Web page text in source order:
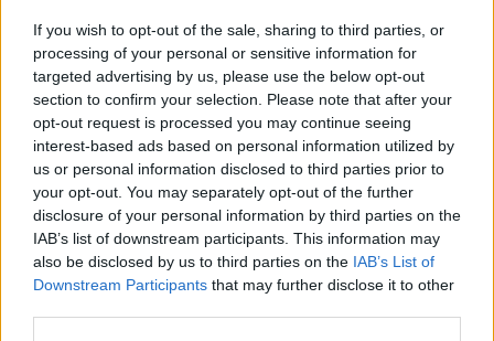
If you wish to opt-out of the sale, sharing to third parties, or
processing of your personal or sensitive information for
targeted advertising by us, please use the below opt-out
section to confirm your selection. Please note that after your
opt-out request is processed you may continue seeing
interest-based ads based on personal information utilized by
us or personal information disclosed to third parties prior to
your opt-out. You may separately opt-out of the further
disclosure of your personal information by third parties on the
IAB’s list of downstream participants. This information may
also be disclosed by us to third parties on the IAB’s List of
Downstream Participants that may further disclose it to other
Hetkellisesti Shanghaissa on silti koettu tätäkin kylmempiä
ja lämpimämpiä lokakuisia päiviä. Esimerkiksi vuoden
2019 lokakuussa lämpötila käväisi alimmillaan 3 asteessa
ja toisaalta vuonna 2017 lokakuussa hätyyteltiin eräänä
poikkeuksellisen lämpimänä päivänä 32 asteen lukemia.
Entä muut kuukaudet? Miten lämmintä
Shanghaissa on ollut...
Tammikuussa Helmikuussa Maaliskuussa